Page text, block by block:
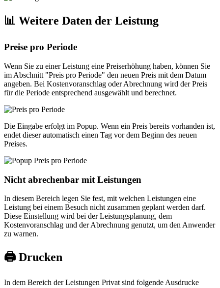
📊 Weitere Daten der Leistung
Preise pro Periode
Wenn Sie zu einer Leistung eine Preiserhöhung haben, können Sie
im Abschnitt "Preis pro Periode" den neuen Preis mit dem Datum
angeben. Bei Kostenvoranschlag oder Abrechnung wird der Preis
für die Periode entsprechend ausgewählt und berechnet.
Die Eingabe erfolgt im Popup. Wenn ein Preis bereits vorhanden ist,
endet dieser automatisch einen Tag vor dem Beginn des neuen
Preises.
Nicht abrechenbar mit Leistungen
In diesem Bereich legen Sie fest, mit welchen Leistungen eine
Leistung bei einem Besuch nicht zusammen geplant werden darf.
Diese Einstellung wird bei der Leistungsplanung, dem
Kostenvoranschlag und der Abrechnung genutzt, um den Anwender
zu warnen.
🖨️ Drucken
In dem Bereich der Leistungen Privat sind folgende Ausdrucke